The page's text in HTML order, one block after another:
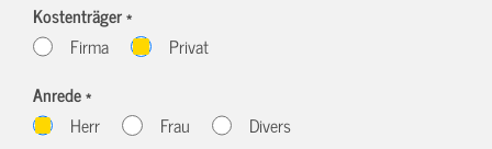
Kostenträger *
Firma
Privat
Anrede *
Herr
Frau Divers